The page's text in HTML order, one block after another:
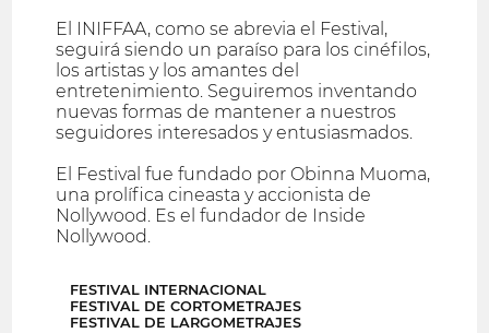
El INIFFAA, como se abrevia el Festival,
seguirá siendo un paraíso para los cinéfilos,
los artistas y los amantes del
entretenimiento. Seguiremos inventando
nuevas formas de mantener a nuestros
seguidores interesados y entusiasmados.
El Festival fue fundado por Obinna Muoma,
una prolífica cineasta y accionista de
Nollywood. Es el fundador de Inside
Nollywood.
FESTIVAL INTERNACIONAL
FESTIVAL DE CORTOMETRAJES
FESTIVAL DE LARGOMETRAJES